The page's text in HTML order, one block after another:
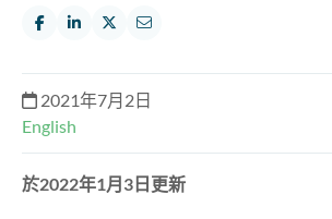
2021年7月2日
English
於2022年1月3日更新